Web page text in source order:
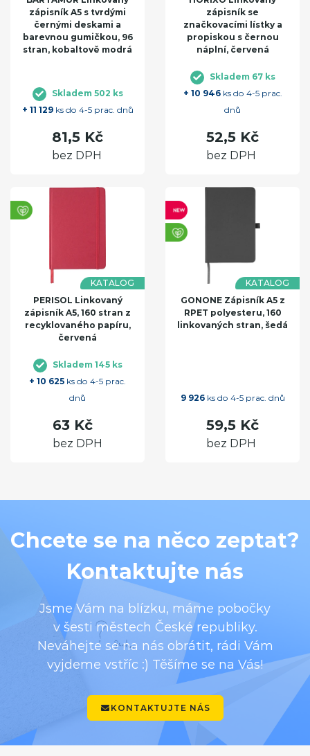
zápisník A5 s tvrdými
černými deskami a
barevnou gumičkou, 96
stran, kobaltově modrá
Skladem 502 ks
+ 11 129ks do 4-5 prac. dnů
81,5 Kč
bez DPH
zápisník se
značkovacími lístky a
propiskou s černou
náplní, červená
Skladem 67 ks
+ 10 946ks do 4-5 prac.
dnů
52,5 Kč
bez DPH
KATALOG
PERISOL Linkovaný
zápisník A5, 160 stran z
recyklovaného papíru,
červená
Skladem 145 ks
+ 10 625 ks do 4-5 prac.
dnů
63 Kč
bez DPH
KATALOG
GONONE Zápisník A5 z
RPET polyesteru, 160
linkovaných stran, šedá
9 926ks do 4-5 prac. dnů
59,5 Kč
bez DPH
Chcete se na něco zeptat?
Kontaktujte nás
Jsme Vám na blízku, máme pobočky
v šesti městech České republiky.
Neváhejte se na nás obrátit, rádi Vám
vyjdeme vstříc :) Těšíme se na Vás!
KONTAKTUJTE NÁS